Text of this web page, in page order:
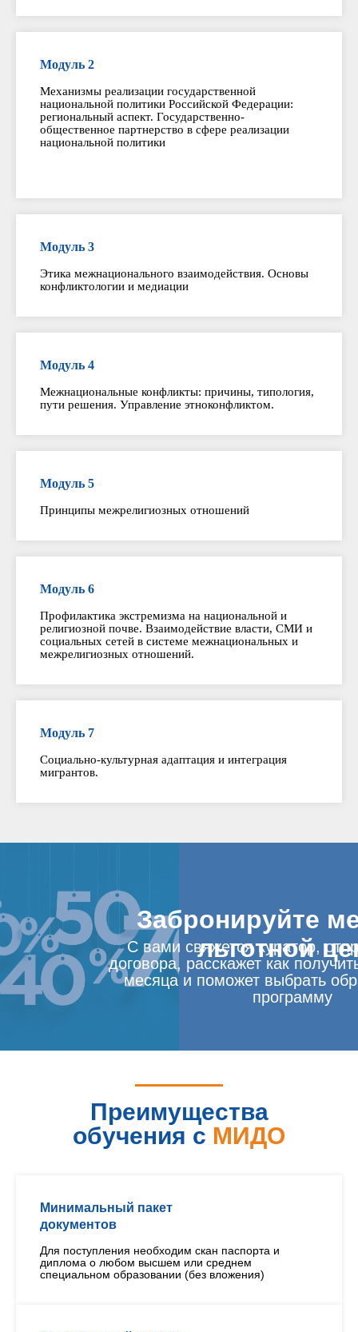
Модуль 2
Механизмы реализации государственной
национальной политики Российской Федерации:
региональный аспект. Государственно-
общественное партнерство в сфере реализации
национальной политики
Модуль 3
Этика межнационального взаимодействия. Основы
конфликтологии и медиации
Модуль 4
Межнациональные конфликты: причины, типология,
пути решения. Управление этноконфликтом.
Модуль 5
Принципы межрелигиозных отношений
Модуль 6
Профилактика экстремизма на национальной и
религиозной почве. Взаимодействие власти, СМИ и
социальных сетей в системе межнациональных и
межрелигиозных отношений.
Модуль 7
Социально-культурная адаптация и интеграция
мигрантов.
Забронируйте
льготной
С вами свяжется куратор,
договора, расскажет как
месяца и поможет выбрать
программу
Преимущества
обучения с МИДО
Минимальный пакет
документов
Для поступления необходим скан паспорта и
диплома о любом высшем или среднем
специальном образовании (без вложения)